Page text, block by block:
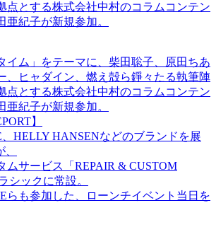
点とする株式会社中村のコラムコンテン
亜紀子が新規参加。
イム」をテーマに、柴田聡子、原田ちあ
、ヒャダイン、燃え殻ら錚々たる執筆陣
点とする株式会社中村のコラムコンテン
亜紀子が新規参加。
】
HELLY HANSENなどのブランドを展
ムサービス「REPAIR & CUSTOM
シックに常設。
らも参加した、ローンチイベント当日を